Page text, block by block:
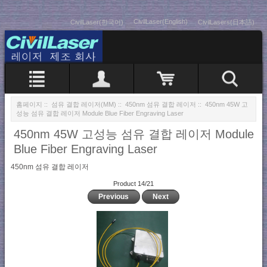
CivilLaser(한국어) CivilLaser(English) CivilLasers(日本語)
홈페이지 :: 섬유 결합 레이저(MM) :: 450nm 섬유 결합 레이저 :: 450nm 45W 고
성능 섬유 결합 레이저 Module Blue Fiber Engraving Laser
450nm 45W 고성능 섬유 결합 레이저 Module
Blue Fiber Engraving Laser
450nm 섬유 결합 레이저
Product 14/21
Previous Next